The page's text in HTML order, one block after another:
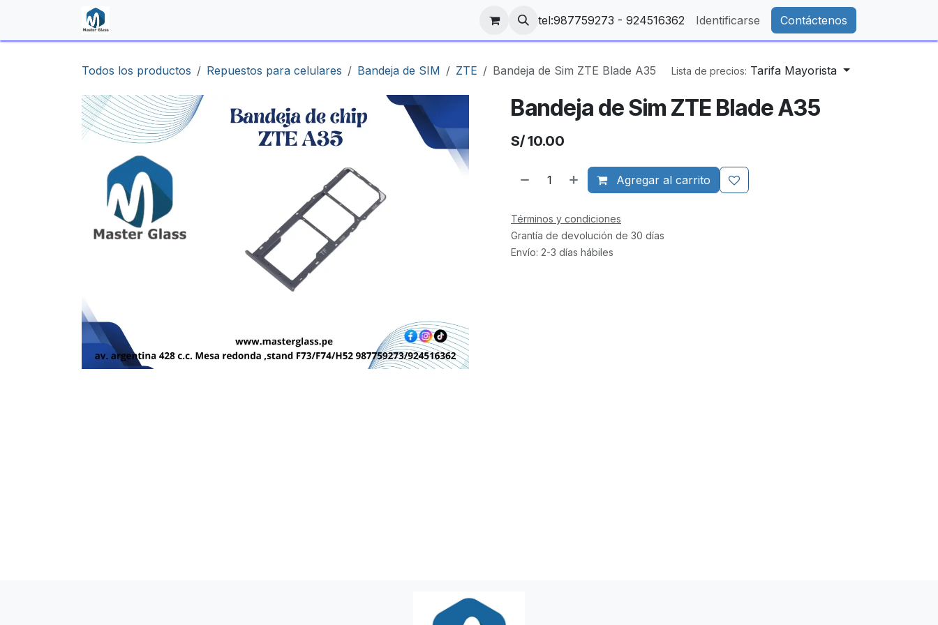
tel:987759273 - 924516362 Identificarse Contáctenos
Todos los productos Repuestos para celulares Bandeja de SIM ZTE Bandeja de Sim ZTE Blade A35 Lista de precios: Tarifa Mayorista
Bandeja de Sim ZTE Blade A35
S/10.00
Agregar al carrito
Términos y condiciones
Grantía de devolución de 30 días
Envío: 2-3 días hábiles